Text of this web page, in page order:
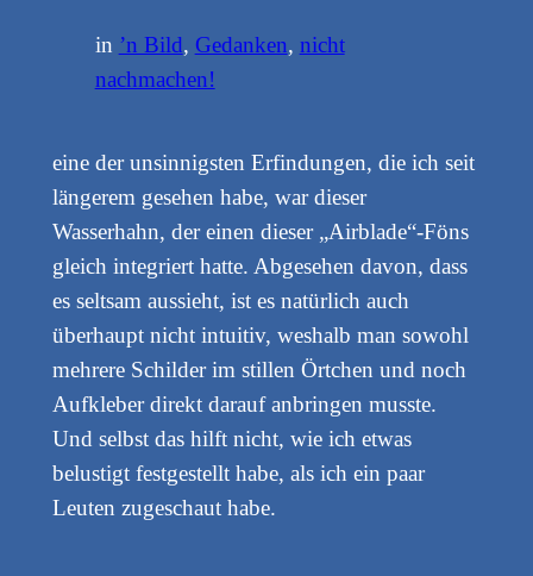
in ’n Bild, Gedanken, nicht
nachmachen!
eine der unsinnigsten Erfindungen, die ich seit
längerem gesehen habe, war dieser
Wasserhahn, der einen dieser „Airblade“-Föns
gleich integriert hatte. Abgesehen davon, dass
es seltsam aussieht, ist es natürlich auch
überhaupt nicht intuitiv, weshalb man sowohl
mehrere Schilder im stillen Örtchen und noch
Aufkleber direkt darauf anbringen musste.
Und selbst das hilft nicht, wie ich etwas
belustigt festgestellt habe, als ich ein paar
Leuten zugeschaut habe.